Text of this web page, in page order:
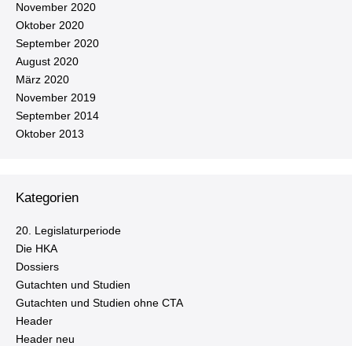
November 2020
Oktober 2020
September 2020
August 2020
März 2020
November 2019
September 2014
Oktober 2013
Kategorien
20. Le­gis­la­tur­pe­ri­ode
Die HKA
Dossiers
Gutachten und Studien
Gutachten und Studien ohne CTA
Header
Header neu